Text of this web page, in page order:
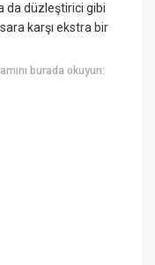
da düzleştirici gibi
karşı ekstra bir
burada okuyun: